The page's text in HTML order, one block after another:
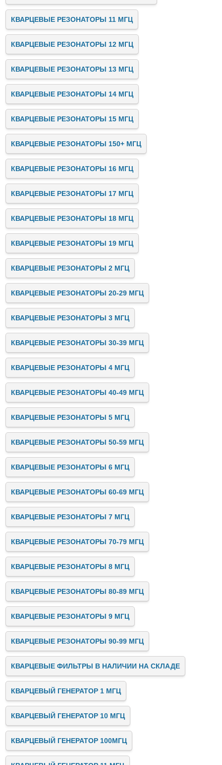
КВАРЦЕВЫЕ РЕЗОНАТОРЫ 11 МГЦ
КВАРЦЕВЫЕ РЕЗОНАТОРЫ 12 МГЦ
КВАРЦЕВЫЕ РЕЗОНАТОРЫ 13 МГЦ
КВАРЦЕВЫЕ РЕЗОНАТОРЫ 14 МГЦ
КВАРЦЕВЫЕ РЕЗОНАТОРЫ 15 МГЦ
КВАРЦЕВЫЕ РЕЗОНАТОРЫ 150+ МГЦ
КВАРЦЕВЫЕ РЕЗОНАТОРЫ 16 МГЦ
КВАРЦЕВЫЕ РЕЗОНАТОРЫ 17 МГЦ
КВАРЦЕВЫЕ РЕЗОНАТОРЫ 18 МГЦ
КВАРЦЕВЫЕ РЕЗОНАТОРЫ 19 МГЦ
КВАРЦЕВЫЕ РЕЗОНАТОРЫ 2 МГЦ
КВАРЦЕВЫЕ РЕЗОНАТОРЫ 20-29 МГЦ
КВАРЦЕВЫЕ РЕЗОНАТОРЫ 3 МГЦ
КВАРЦЕВЫЕ РЕЗОНАТОРЫ 30-39 МГЦ
КВАРЦЕВЫЕ РЕЗОНАТОРЫ 4 МГЦ
КВАРЦЕВЫЕ РЕЗОНАТОРЫ 40-49 МГЦ
КВАРЦЕВЫЕ РЕЗОНАТОРЫ 5 МГЦ
КВАРЦЕВЫЕ РЕЗОНАТОРЫ 50-59 МГЦ
КВАРЦЕВЫЕ РЕЗОНАТОРЫ 6 МГЦ
КВАРЦЕВЫЕ РЕЗОНАТОРЫ 60-69 МГЦ
КВАРЦЕВЫЕ РЕЗОНАТОРЫ 7 МГЦ
КВАРЦЕВЫЕ РЕЗОНАТОРЫ 70-79 МГЦ
КВАРЦЕВЫЕ РЕЗОНАТОРЫ 8 МГЦ
КВАРЦЕВЫЕ РЕЗОНАТОРЫ 80-89 МГЦ
КВАРЦЕВЫЕ РЕЗОНАТОРЫ 9 МГЦ
КВАРЦЕВЫЕ РЕЗОНАТОРЫ 90-99 МГЦ
КВАРЦЕВЫЕ ФИЛЬТРЫ В НАЛИЧИИ НА СКЛАДЕ
КВАРЦЕВЫЙ ГЕНЕРАТОР 1 МГЦ
КВАРЦЕВЫЙ ГЕНЕРАТОР 10 МГЦ
КВАРЦЕВЫЙ ГЕНЕРАТОР 100МГЦ